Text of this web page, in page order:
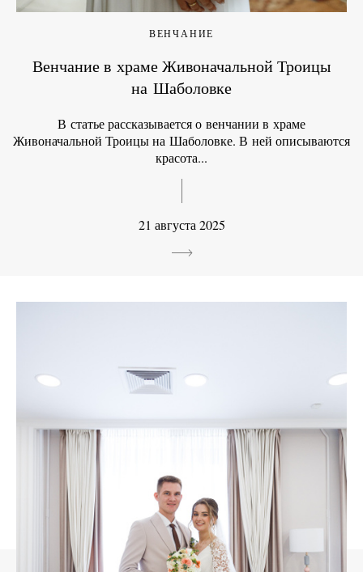
ВЕНЧАНИЕ
Венчание в храме Живоначальной Троицы
на Шаболовке
В статье рассказывается о венчании в храме
Живоначальной Троицы на Шаболовке. В ней описываются
красота...
21 августа 2025